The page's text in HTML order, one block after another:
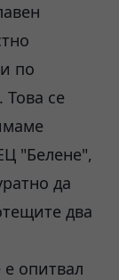
по
се
"Белене",
да
два
опитвал